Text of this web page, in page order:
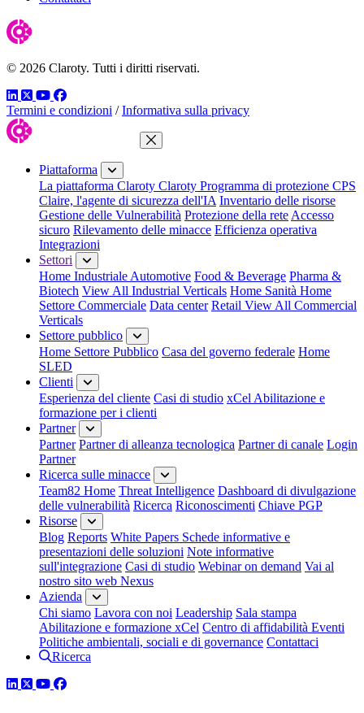
© 2026 Claroty. Tutti i diritti riservati.
LinkedIn
TwitterYouTube
Facebook
Termini e condizioni / Informativa sulla privacy
Chiudi menu
Piattaforma
La piattaforma Claroty Claroty Programma di protezione CPS
Claire, l'agente di sicurezza dell'IA Inventario delle risorse
Gestione delle Vulnerabilità Protezione della rete Accesso
sicuro Rilevamento delle minacce Efficienza operativa
Integrazioni
Settori
Home Industriale Automotive Food & Beverage Pharma &
Biotech View All Industrial Verticals Home Sanità Home
Settore Commerciale Data center Retail View All Commercial
Verticals
Settore pubblico
Home Settore Pubblico Casa del governo federale Home
SLED
Clienti
Esperienza del cliente Casi di studio xCel Abilitazione e
formazione per i clienti
Partner
Partner Partner di alleanza tecnologica Partner di canale Login
Partner
Ricerca sulle minacce
Team82 Home Threat Intelligence Dashboard di divulgazione
delle vulnerabilità Ricerca Riconoscimenti Chiave PGP
Risorse
Blog Reports White Papers Schede informative e
presentazioni delle soluzioni Note informative
sull'integrazione Casi di studio Webinar on demand Vai al
nostro sito web Nexus
Azienda
Chi siamo Lavora con noi Leadership Sala stampa
Abilitazione e formazione xCel Centro di affidabilità Eventi
Politiche ambientali, sociali e di governance Contattaci
Ricerca
LinkedIn
TwitterYouTube
Facebook